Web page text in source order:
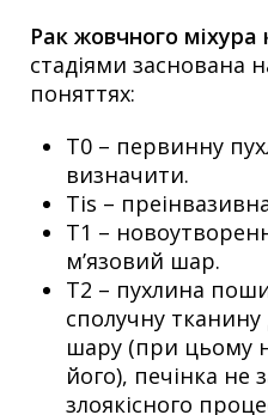
Рак жовчного міхура
стадіями заснована
поняттях:
Т0 – первинну
визначити.
Tis –
Т1 –
м’язовий шар.
Т2 – пухлина
сполучну
шару (при цьому
його), печінка не
злоякісного